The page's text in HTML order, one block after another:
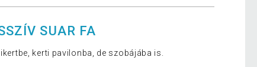
SUAR FA
kerti pavilonba, de szobájába is.